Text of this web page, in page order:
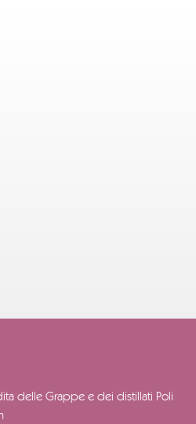
delle Grappe e dei distillati Poli